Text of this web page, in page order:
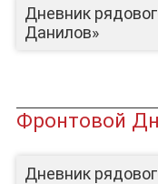
Дневник
Данилов»
Фронтовой
Дневник